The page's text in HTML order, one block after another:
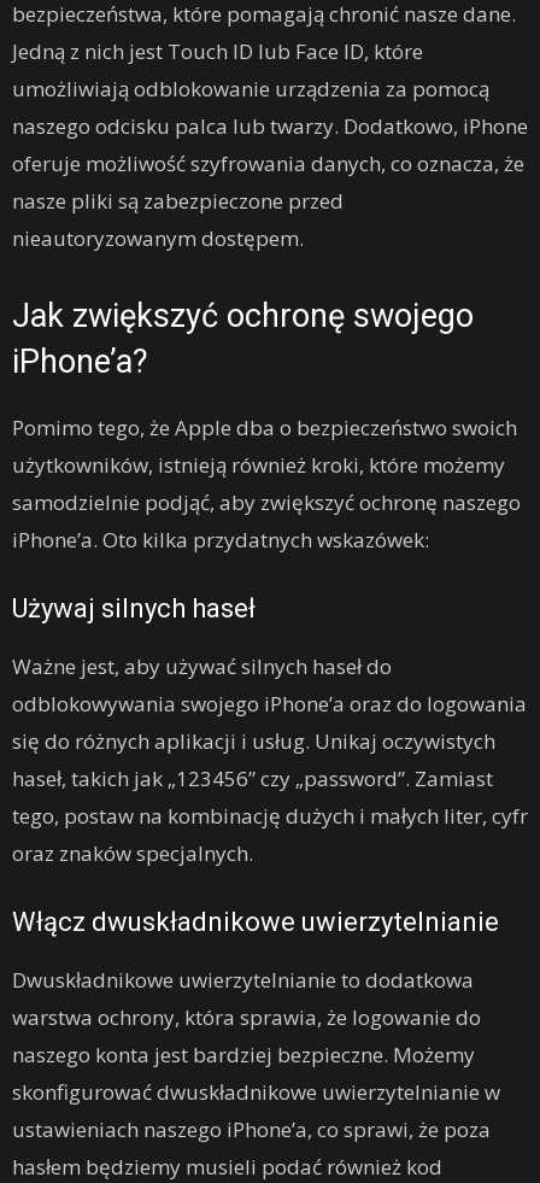
bezpieczeństwa, które pomagają chronić nasze dane.
Jedną z nich jest Touch ID lub Face ID, które
umożliwiają odblokowanie urządzenia za pomocą
naszego odcisku palca lub twarzy. Dodatkowo, iPhone
oferuje możliwość szyfrowania danych, co oznacza, że
nasze pliki są zabezpieczone przed
nieautoryzowanym dostępem.
Jak zwiększyć ochronę swojego
iPhone’a?
Pomimo tego, że Apple dba o bezpieczeństwo swoich
użytkowników, istnieją również kroki, które możemy
samodzielnie podjąć, aby zwiększyć ochronę naszego
iPhone’a. Oto kilka przydatnych wskazówek:
Używaj silnych haseł
Ważne jest, aby używać silnych haseł do
odblokowywania swojego iPhone’a oraz do logowania
się do różnych aplikacji i usług. Unikaj oczywistych
haseł, takich jak „123456” czy „password”. Zamiast
tego, postaw na kombinację dużych i małych liter, cyfr
oraz znaków specjalnych.
Włącz dwuskładnikowe uwierzytelnianie
Dwuskładnikowe uwierzytelnianie to dodatkowa
warstwa ochrony, która sprawia, że logowanie do
naszego konta jest bardziej bezpieczne. Możemy
skonfigurować dwuskładnikowe uwierzytelnianie w
ustawieniach naszego iPhone’a, co sprawi, że poza
hasłem będziemy musieli podać również kod